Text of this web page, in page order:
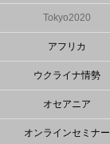
Tokyo2020
アフリカ
ウクライナ情勢
オセアニア
オンラインセミナー